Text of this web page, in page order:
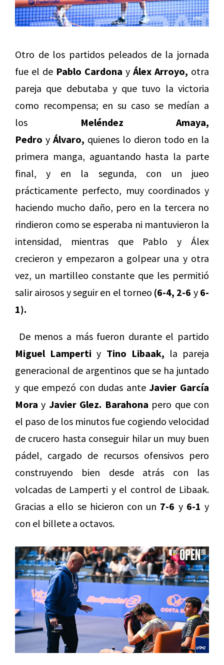
Otro de los partidos peleados de la jornada
fue el de Pablo Cardona y Álex Arroyo, otra
pareja que debutaba y que tuvo la victoria
como recompensa; en su caso se medían a
los Meléndez Amaya,
Pedro y Álvaro, quienes lo dieron todo en la
primera manga, aguantando hasta la parte
final, y en la segunda, con un jueo
prácticamente perfecto, muy coordinados y
haciendo mucho daño, pero en la tercera no
rindieron como se esperaba ni mantuvieron la
intensidad, mientras que Pablo y Álex
crecieron y empezaron a golpear una y otra
vez, un martilleo constante que les permitió
salir airosos y seguir en el torneo (6-4, 2-6 y 6-
1).
De menos a más fueron durante el partido
Miguel Lamperti y Tino Libaak, la pareja
generacional de argentinos que se ha juntado
y que empezó con dudas anteJavier García
Mora y Javier Glez. Barahona pero que con
el paso de los minutos fue cogiendo velocidad
de crucero hasta conseguir hilar un muy buen
pádel, cargado de recursos ofensivos pero
construyendo bien desde atrás con las
volcadas de Lamperti y el control de Libaak.
Gracias a ello se hicieron con un 7-6 y 6-1 y
con el billete a octavos.